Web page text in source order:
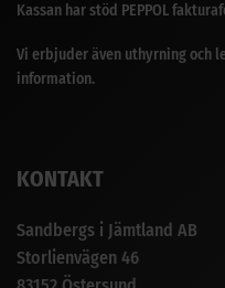
Kassan har stöd PEPPOL
Vi erbjuder även uthyrning och
information.
KONTAKT
Sandbergs i Jämtland AB
Storlienvägen 46